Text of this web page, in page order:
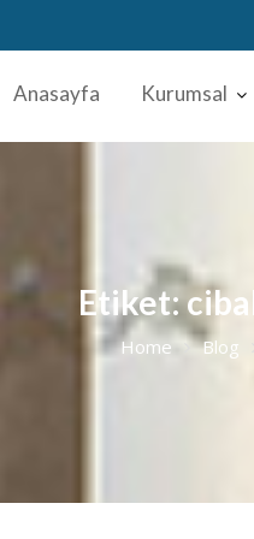
Anasayfa Kurumsal
Etiket:
Home Blog